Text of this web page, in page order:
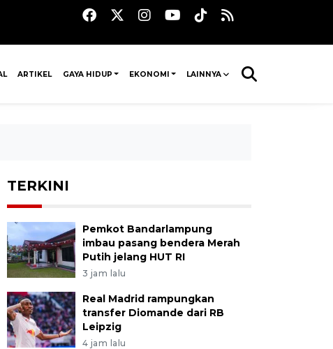
ARTIKEL GAYA HIDUP EKONOMI LAINNYA
TERKINI
Pemkot Bandarlampung
imbau pasang bendera Merah
Putih jelang HUT RI
3 jam lalu
Real Madrid rampungkan
transfer Diomande dari RB
Leipzig
4 jam lalu